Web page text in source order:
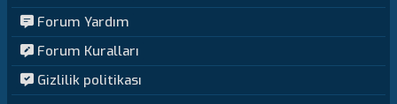
Forum Yardım
Forum Kuralları
Gizlilik politikası